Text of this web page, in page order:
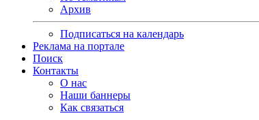
Архив
Подписаться на календарь
Реклама на портале
Поиск
Контакты
О нас
Наши баннеры
Как связаться